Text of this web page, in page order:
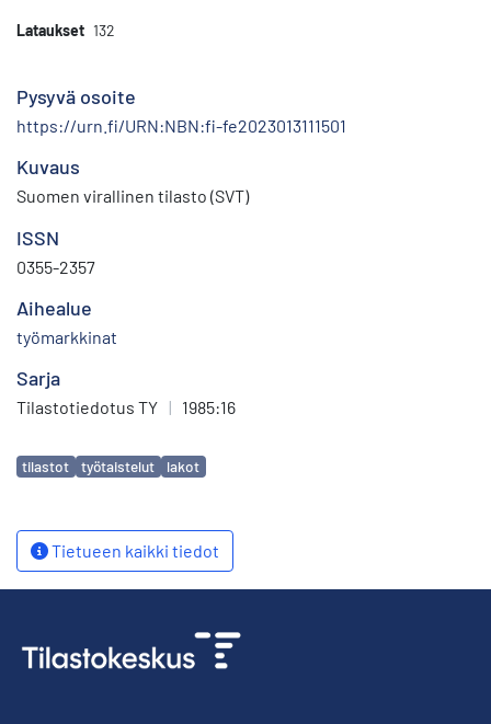
Lataukset 132
Pysyvä osoite
https://urn.fi/URN:NBN:fi-fe2023013111501
Kuvaus
Suomen virallinen tilasto (SVT)
ISSN
0355-2357
Aihealue
työmarkkinat
Sarja
Tilastotiedotus TY | 1985:16
Avainsanat
tilastot työtaistelut lakot
Tietueen kaikki tiedot